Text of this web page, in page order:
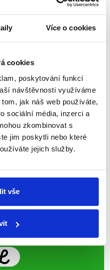
Více o cookies
cookies
poskytování funkcí
návštěvnosti využíváme
jak náš web používáte,
sociální média, inzerci a
zkombinovat s
jim poskytli nebo které
jejich služby.
vše
přinášíme
článků a analýz.
a mějte tak
Česku šíří.
WhatsApp
našich
naši